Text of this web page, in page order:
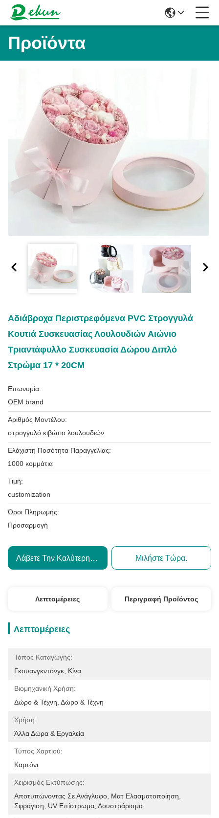
Προϊόντα
Αδιάβροχα Περιστρεφόμενα PVC Στρογγυλά
Κουτιά Συσκευασίας Λουλουδιών Αιώνιο
Τριαντάφυλλο Συσκευασία Δώρου Διπλό
Στρώμα 17 * 20CM
Επωνυμία:
OEM brand
Αριθμός Μοντέλου:
στρογγυλό κιβώτιο λουλουδιών
Ελάχιστη Ποσότητα Παραγγελίας:
1000 κομμάτια
Τιμή:
customization
Όροι Πληρωμής:
Προσαρμογή
Λάβετε Την Καλύτερη Τιμή Μιλήστε Τώρα.
Λεπτομέρειες Περιγραφή Προϊόντος
Λεπτομέρειες
Τόπος Καταγωγής:
Γκουανγκντόνγκ, Κίνα
Βιομηχανική Χρήση:
Δώρο & Τέχνη, Δώρο & Τέχνη
Χρήση:
Άλλα Δώρα & Εργαλεία
Τύπος Χαρτιού:
Καρτόνι
Χειρισμός Εκτύπωσης:
Αποτυπώνοντας Σε Ανάγλυφο, Ματ Ελασματοποίηση,
Σφράγιση, UV Επίστρωμα, Λουστράρισμα